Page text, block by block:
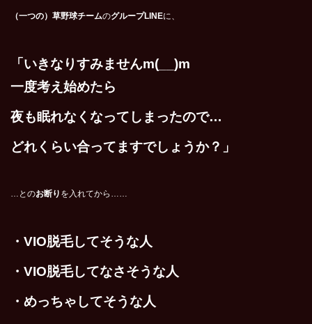
（一つの）草野球チームのグループLINEに、
「いきなりすみませんm(__)m
一度考え始めたら
夜も眠れなくなってしまったので…
どれくらい合ってますでしょうか？」
…とのお断り を入れてから……
・VIO脱毛してそうな人
・VIO脱毛してなさそうな人
・めっちゃしてそうな人